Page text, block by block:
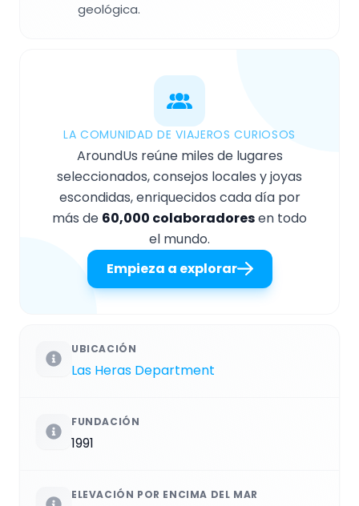
geológica.
LA COMUNIDAD DE VIAJEROS CURIOSOS
AroundUs reúne miles de lugares
seleccionados, consejos locales y joyas
escondidas, enriquecidos cada día por
más de 60,000 colaboradoresen todo
el mundo.
Empieza a explorar
UBICACIÓN
Las Heras Department
FUNDACIÓN
1991
ELEVACIÓN POR ENCIMA DEL MAR